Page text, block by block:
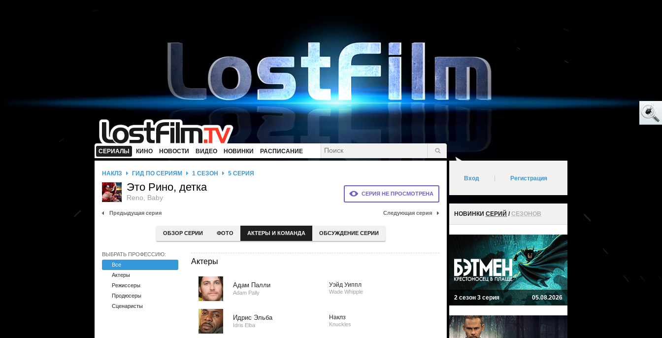
СЕРИАЛЫ КИНО НОВОСТИ ВИДЕО НОВИНКИ РАСПИСАНИЕ
СЕРИЯ НЕ ПРОСМОТРЕНА
НАКЛЗ ГИД ПО СЕРИЯМ 1 СЕЗОН 5 СЕРИЯ
Это Рино, детка
Reno, Baby
Предыдущая серия Следующая серия
ОБЗОР СЕРИИ ФОТО АКТЕРЫ И КОМАНДА ОБСУЖДЕНИЕ СЕРИИ
ВЫБРАТЬ ПРОФЕССИЮ:
Все
Актеры
Режиссеры
Продюсеры
Сценаристы
Актеры
Адам Палли
Adam Pally
Уэйд Уиппл
Wade Whipple
Идрис Эльба
Idris Elba
Наклз
Knuckles
Вход Регистрация
НОВИНКИ СЕРИЙ /СЕЗОНОВ
2 сезон 3 серия 05.08.2026